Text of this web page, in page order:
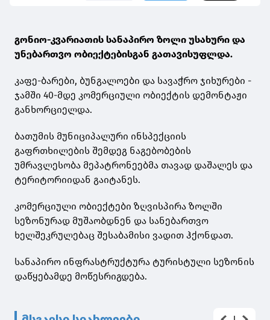
გონიო-კვარიათის სანაპირო ზოლი უსახური და
უნებართვო ობიექტებისგან გათავისუფლდა.
კაფე-ბარები, ბუნგალოები და სავაჭრო ჯიხურები -
ჯამში 40-მდე კომერციული ობიექტის დემონტაჟი
განხორციელდა.
ბათუმის მუნიციპალური ინსპექციის
გაფრთხილების შემდეგ ნაგებობების
უმრავლესობა მეპატრონეებმა თავად დაშალეს და
ტერიტორიიდან გაიტანეს.
კომერციული ობიექტები ზღვისპირა ზოლში
სეზონურად მუშაობდნენ და სანებართვო
ხელშეკრულებაც შესაბამისი ვადით ჰქონდათ.
სანაპირო ინფრასტრუქტურა ტურისტული სეზონის
დაწყებამდე მოწესრიგდება.